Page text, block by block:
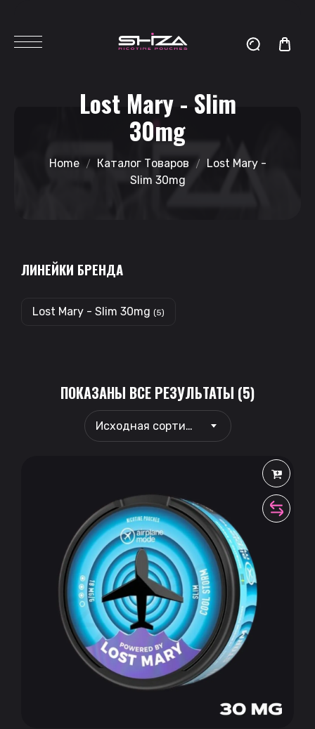
Lost Mary - Slim
30mg
Home Каталог Товаров
Lost Mary -
Slim 30mg
ЛИНЕЙКИ БРЕНДА
Lost Mary - Slim 30mg (5)
ПОКАЗАНЫ ВСЕ РЕЗУЛЬТАТЫ (5)
Исходная сортировка